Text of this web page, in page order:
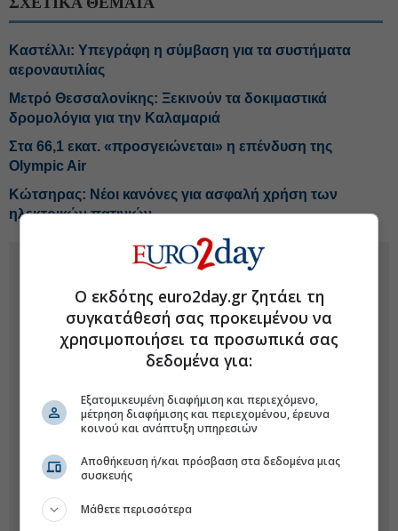
Καστέλλι: Υπεγράφη η σύμβαση για τα συστήματα
αεροναυτιλίας
Μετρό Θεσσαλονίκης: Ξεκινούν τα δοκιμαστικά
δρομολόγια για την Καλαμαριά
Στα 66,1 εκατ. «προσγειώνεται» η επένδυση της
Olympic Air
Κώτσηρας: Νέοι κανόνες για ασφαλή χρήση των
ηλεκτρικών πατινιών
Ο εκδότης euro2day.gr ζητάει τη
συγκατάθεσή σας προκειμένου να
χρησιμοποιήσει τα προσωπικά σας
δεδομένα για:
Εξατομικευμένη διαφήμιση και περιεχόμενο,
μέτρηση διαφήμισης και περιεχομένου, έρευνα
κοινού και ανάπτυξη υπηρεσιών
Αποθήκευση ή/και πρόσβαση στα δεδομένα μιας
συσκευής
Μάθετε περισσότερα